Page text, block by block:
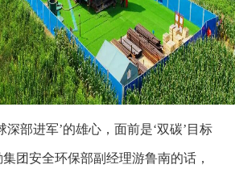
深部进军’的雄心，面前是‘双碳’目标
团安全环保部副经理游鲁南的话，